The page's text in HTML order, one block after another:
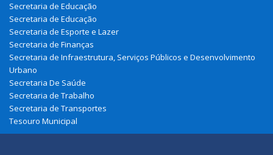
Secretaria de Educação
Secretaria de Educação
Secretaria de Esporte e Lazer
Secretaria de Finanças
Secretaria de Infraestrutura, Serviços Públicos e Desenvolvimento
Urbano
Secretaria De Saúde
Secretaria de Trabalho
Secretaria de Transportes
Tesouro Municipal